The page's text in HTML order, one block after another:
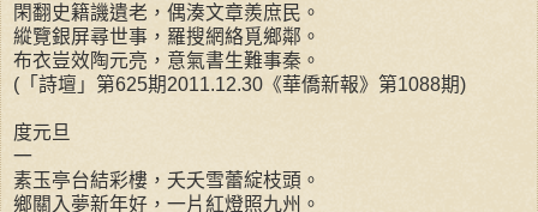
閑翻史籍譏遺老，偶湊文章羨庶民。
縱覽銀屏尋世事，羅搜網絡覓鄉鄰。
布衣豈效陶元亮，意氣書生難事秦。
(「詩壇」第625期2011.12.30《華僑新報》第1088期)
度元旦
一
素玉亭台結彩樓，夭夭雪蕾綻枝頭。
鄉關入夢新年好，一片紅燈照九州。